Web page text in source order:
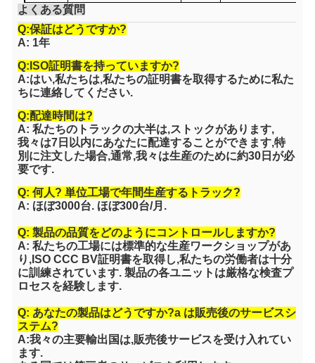
よくある質問
Q:保証はどうですか?
A: 1年
Q:ISO証明書を持っていますか?
A:はい,私たちは,私たちの証明書を取得するために私た
ちに連絡してください.
Q:配達時間は?
A: 私たちのトラックの大半は,ストックがあります,
我々は7日以内にあなたに配達することができます,特
別に注文した場合,通常,我々は生産のために約30日が必
要です.
Q: 何人? 単位工場で年間生産するトラック?
A: ほぼ3000台. ほぼ300台/月.
Q: 製品の品質をどのようにコントロールしますか?
A: 私たちの工場には標準的な生産ワークショップがあ
り,ISO CCC BV証明書を取得し,私たちの労働者は十分
に訓練されています. 製品の各ユニットは厳格な検査プ
ロセスを経験します.
Q: あなたの製品はどうですか?a は販売後のサービスシ
ステム?
A:我々の主要輸出国は,販売後サービスを受け入れてい
ます.